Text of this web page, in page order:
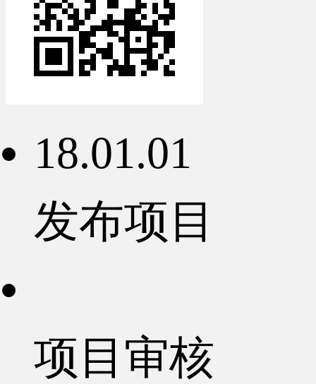
18.01.01
发布项目
项目审核